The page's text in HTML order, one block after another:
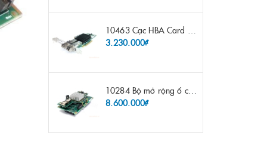
10463 Cạc HBA Card FC IBM Emulex LPE12002 8Gb 2 port FC SFP fru 42D0500 pn 42D0496 opt 42D0494 LPE12002
3.230.000₫
10284 Bộ mở rộng ổ cứng IBM Lenovo x3650 m4 69Y5319 8x 2.5" HS HDD Assembly Kit with Expander
8.600.000₫